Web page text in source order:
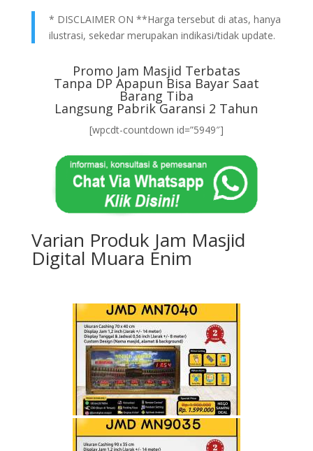
* DISCLAIMER ON **Harga tersebut di atas, hanya
ilustrasi, sekedar merupakan indikasi/tidak update.
Promo Jam Masjid Terbatas
Tanpa DP Apapun Bisa Bayar Saat
Barang Tiba
Langsung Pabrik Garansi 2 Tahun
[wpcdt-countdown id=”5949″]
Varian Produk Jam Masjid
Digital Muara Enim